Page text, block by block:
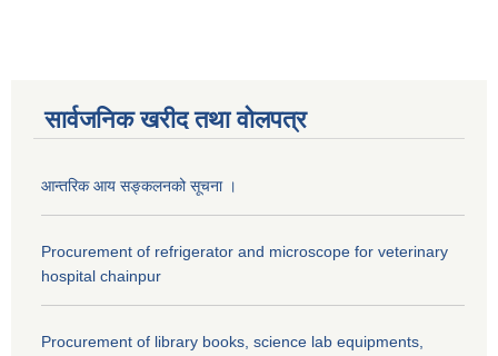
सार्वजनिक खरीद तथा वाेलपत्र
आन्तरिक आय सङ्कलनको सूचना ।
Procurement of refrigerator and microscope for veterinary
hospital chainpur
Procurement of library books, science lab equipments,